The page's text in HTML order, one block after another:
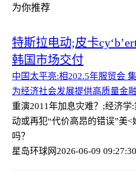
为你推荐
特斯拉电动;皮卡
韩国市场交付
中国太平亮:相202.5年服贸会
为经济社会发展提供高质量金
重演2011年加息灾难？;经济
动或再犯“代价高昂的错误”美<
吗？
星岛环球网2026-06-09 09:27:30